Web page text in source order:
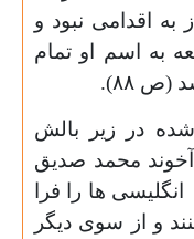
اقدامی نبود و
به اسم او تمام
(ص ۸۸).
شده در زیر بالش
محمد صدیق
ها را فرا
و از سوی دیگر